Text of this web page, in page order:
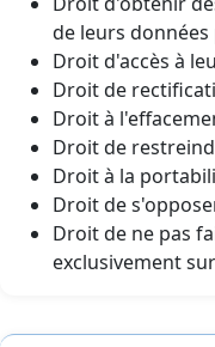
de leurs
Droit d'accès à
Droit de
Droit à
Droit de
Droit à la
Droit de
Droit de ne pas
exclusivement